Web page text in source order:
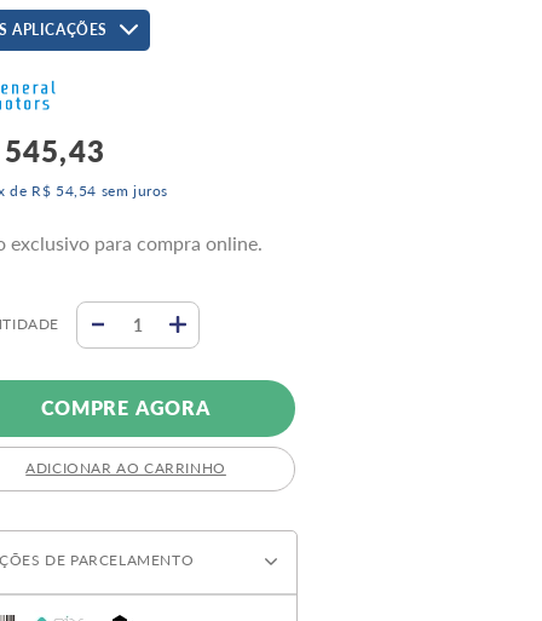
APLICAÇÕES
545,43
de R$ 54 54 sem juros
exclusivo para compra online.
COMPRE AGORA
ADICIONAR AO CARRINHO
DE PARCELAMENTO